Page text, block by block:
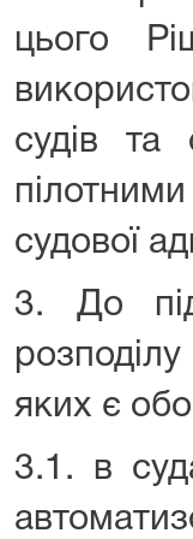
цього
судів та
судової
3. До
яких є
3.1. в